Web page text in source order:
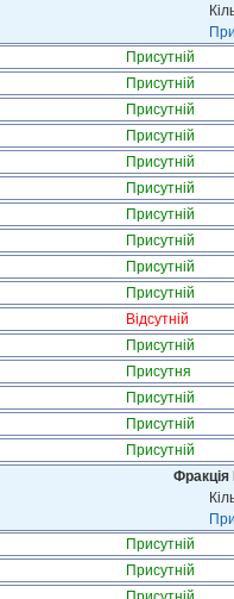
Присутній
Присутній
Присутній
Присутній
Присутній
Присутній
Присутній
Присутній
Присутній
Присутній
Відсутній
Присутній
Присутня
Присутній
Присутній
Присутній
Присутній
Присутній